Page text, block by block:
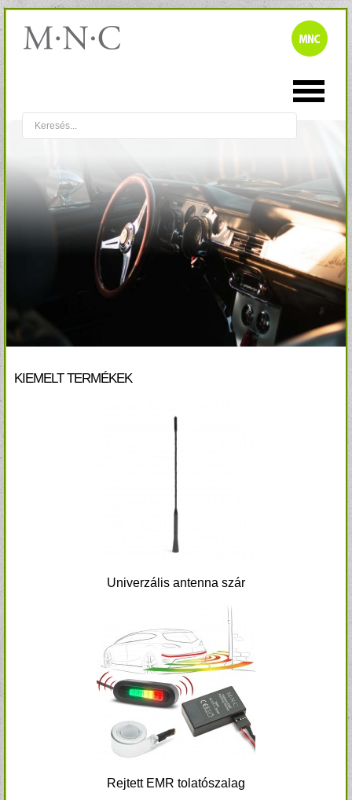
KIEMELT TERMÉKEK
Univerzális antenna szár
Rejtett EMR tolatószalag